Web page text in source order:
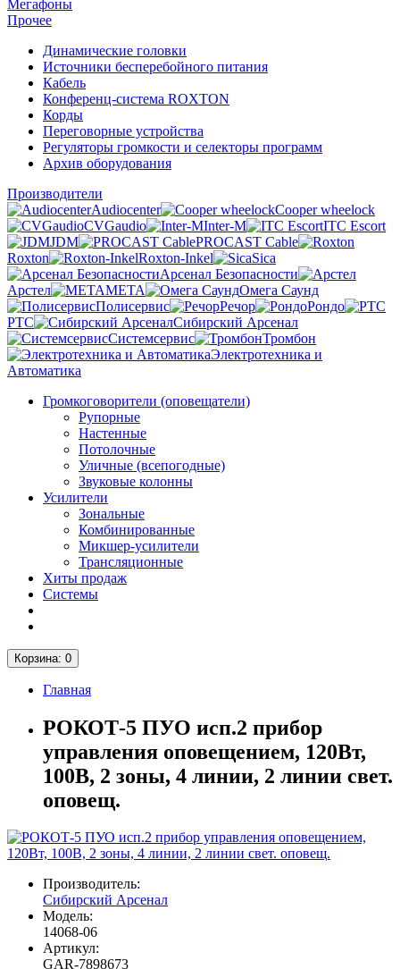
Мегафоны
Прочее
Динамические головки
Источники бесперебойного питания
Кабель
Конференц-система ROXTON
Корды
Переговорные устройства
Регуляторы громкости и селекторы программ
Архив оборудования
Производители
Audiocenter
Cooper wheelock
CVGaudio
Inter-M
ITC Escort
JDM
PROCAST Cable
Roxton
Roxton-Inkel
Sica
Арсенал Безопасности
Арстел
МЕТА
Омега Саунд
Полисервис
Речор
Рондо
РТС
Сибирский Арсенал
Системсервис
Тромбон
Электротехника и
Автоматика
Громкоговорители (оповещатели)
Рупорные
Настенные
Потолочные
Уличные (всепогодные)
Звуковые колонны
Усилители
Зональные
Комбинированные
Микшер-усилители
Трансляционные
Хиты продаж
Системы
Корзина: 0
Главная
РОКОТ-5 ПУО исп.2 прибор
управления оповещением, 120Вт,
100В, 2 зоны, 4 линии, 2 линии свет.
оповещ.
Производитель:
Сибирский Арсенал
Модель:
14068-06
Артикул:
GAR-7898673